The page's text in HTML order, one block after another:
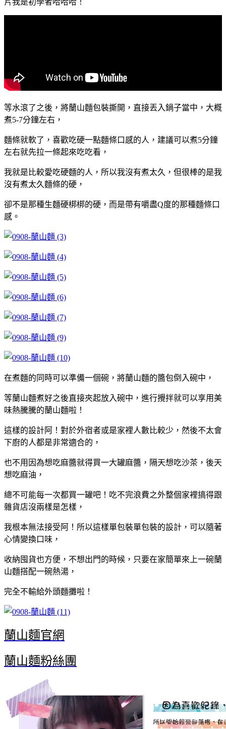
等水滾了之後，將蘭山麵包裝撕開，直接丟入鍋子當中，大概
煮5-7分鐘左右，
麵條就軟了，喜歡吃硬一點麵條口感的人，建議可以煮5分鐘
左右就先拉一條起來吃吃看，
我就是比較愛吃硬麵的人，所以我沒有煮太久，但很棒的是我
沒有煮太久麵條的硬，
卻不是那種生麵硬梆梆的硬，而是帶有嚼盡Q度的那種麵條口
感。
在煮麵的同時可以準備一個碗，將蘭山麵的醬包倒入碗中，
等蘭山麵煮好之後直接夾起放入碗中，進行攪拌就可以享用美
味熱騰騰的蘭山麵啦！
這樣的設計阿！對於外宿者或是家裡人數比較少，然後不太會
下廚的人都是非常適合的，
也不用因為想吃麻醬就得買一大罐麻醬，隔天想吃沙茶，後天
想吃麻油，
總不可能每一次都買一罐吧！吃不完浪費之外整個家裡搞得跟
雜貨店沒兩樣是怎樣，
我根本無法接受阿！所以這樣單包裝單包裝的設計，可以隨著
心情變換口味，
收納囤貨也方便，不想出門的時候，只要在家簡單來上一碗蘭
山麵搭配一碗熱湯，
完全不輸給外頭麵攤啦！
蘭山麵官網
蘭山麵粉絲團